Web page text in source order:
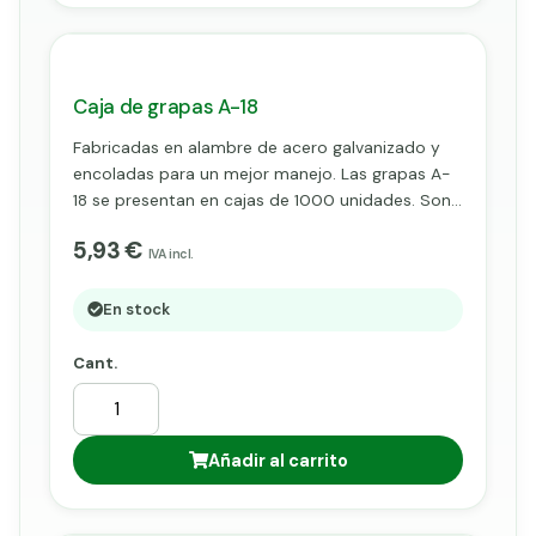
Caja de grapas A-18
Fabricadas en alambre de acero galvanizado y
encoladas para un mejor manejo. Las grapas A-
18 se presentan en cajas de 1000 unidades. Son
introducidas por esta, y mediante
esfuerzo mallas y alambres.
5,93 € IVA incl.
En stock
Cant.
Añadir al carrito